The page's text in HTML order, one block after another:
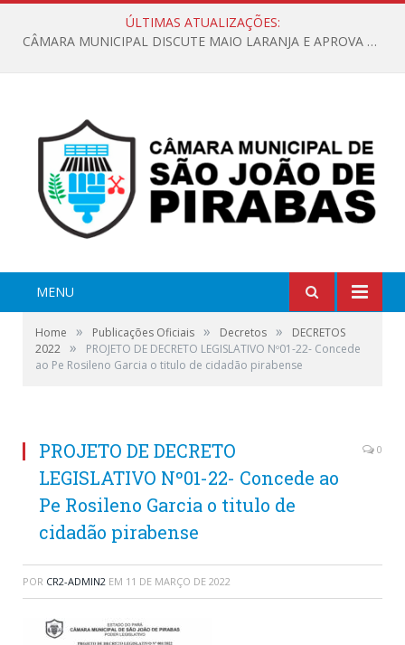
ÚLTIMAS ATUALIZAÇÕES:
CÂMARA MUNICIPAL DISCUTE MAIO LARANJA E APROVA REQUERIMENTO SOBRE SINALIZAÇÃO URBANA
MENU
Home » Publicações Oficiais » Decretos »
DECRETOS
2022 »
PROJETO DE DECRETO LEGISLATIVO Nº01-22- Concede
ao Pe Rosileno Garcia o titulo de cidadão pirabense
PROJETO DE DECRETO
LEGISLATIVO Nº01-22- Concede ao
Pe Rosileno Garcia o titulo de
cidadão pirabense
0
POR CR2-ADMIN2 EM 11 DE MARÇO DE 2022